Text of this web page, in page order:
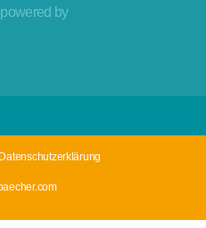
powered by
Datenschutzerklärung